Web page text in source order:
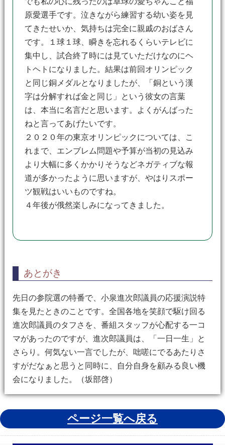
原愛選手です。泣きながら練習する幼い姿を見
てきたせいか、気持ちは完全に親戚のおばさん
です。１球１球、瞬きを忘れるくらいテレビに
集中し、試合終了時には見ていただけなのにヘ
トヘトになりました。結果は前回オリンピック
と同じ銅メダルとなりましたが、「銅という漢
字は分解すれば金と同じ」という彼女の言葉
は、本当に名言だと思います。よくがんばった
ねと言ってあげたいです。
２０２０年の東京オリンピックについては、こ
れまで、エンブレム問題や予算が当初の見込み
より大幅に多くかかりそうなどネガティブな報
道が多かったように思いますが、やはりスポー
ツ観戦はいいものですね。
４年後が俄然楽しみになってきました。
あとがき
先日の参院選の特番で、小泉進次郎議員の応援演説特
集を見たときのことです。全国各地を笑顔で駆け回る
進次郎議員のタフさを、番組スタッフが心配する一コ
マがあったのですが、進次郎議員は、「一日一生」と
さらり。何気ない一言でしたが、咄嗟にでるあたりさ
すがだなぁと思うと同時に、自分自身を顧みる良い機
会になりました。（坂部啓）
ページ一覧へ戻る